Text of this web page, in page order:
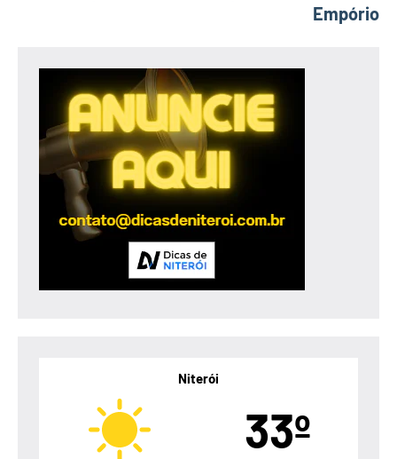
Empório
Niterói
33º